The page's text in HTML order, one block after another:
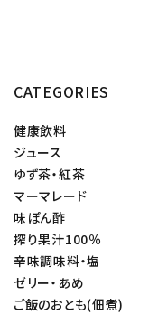
CATEGORIES
健康飲料
ジュース
ゆず茶・紅茶
マーマレード
味ぽん酢
搾り果汁100％
辛味調味料・塩
ゼリー・あめ
ご飯のおとも(佃煮)